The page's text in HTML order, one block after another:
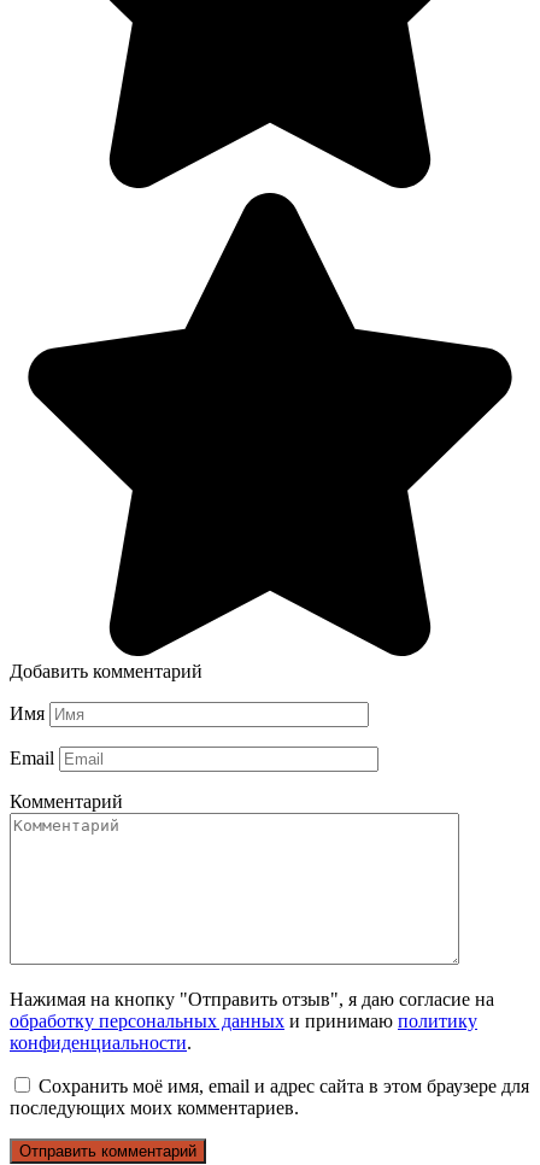
Добавить комментарий
Имя
Email
Комментарий
Нажимая на кнопку "Отправить отзыв", я даю согласие на
обработку персональных данных и принимаю политику
конфиденциальности.
Сохранить моё имя, email и адрес сайта в этом браузере для
последующих моих комментариев.